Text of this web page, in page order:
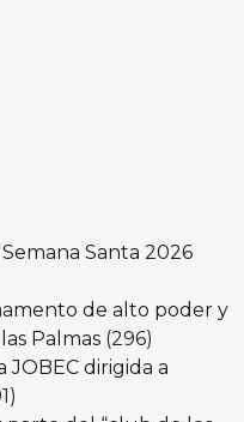
Santa 2026
de alto poder y
Palmas (296)
JOBEC dirigida a